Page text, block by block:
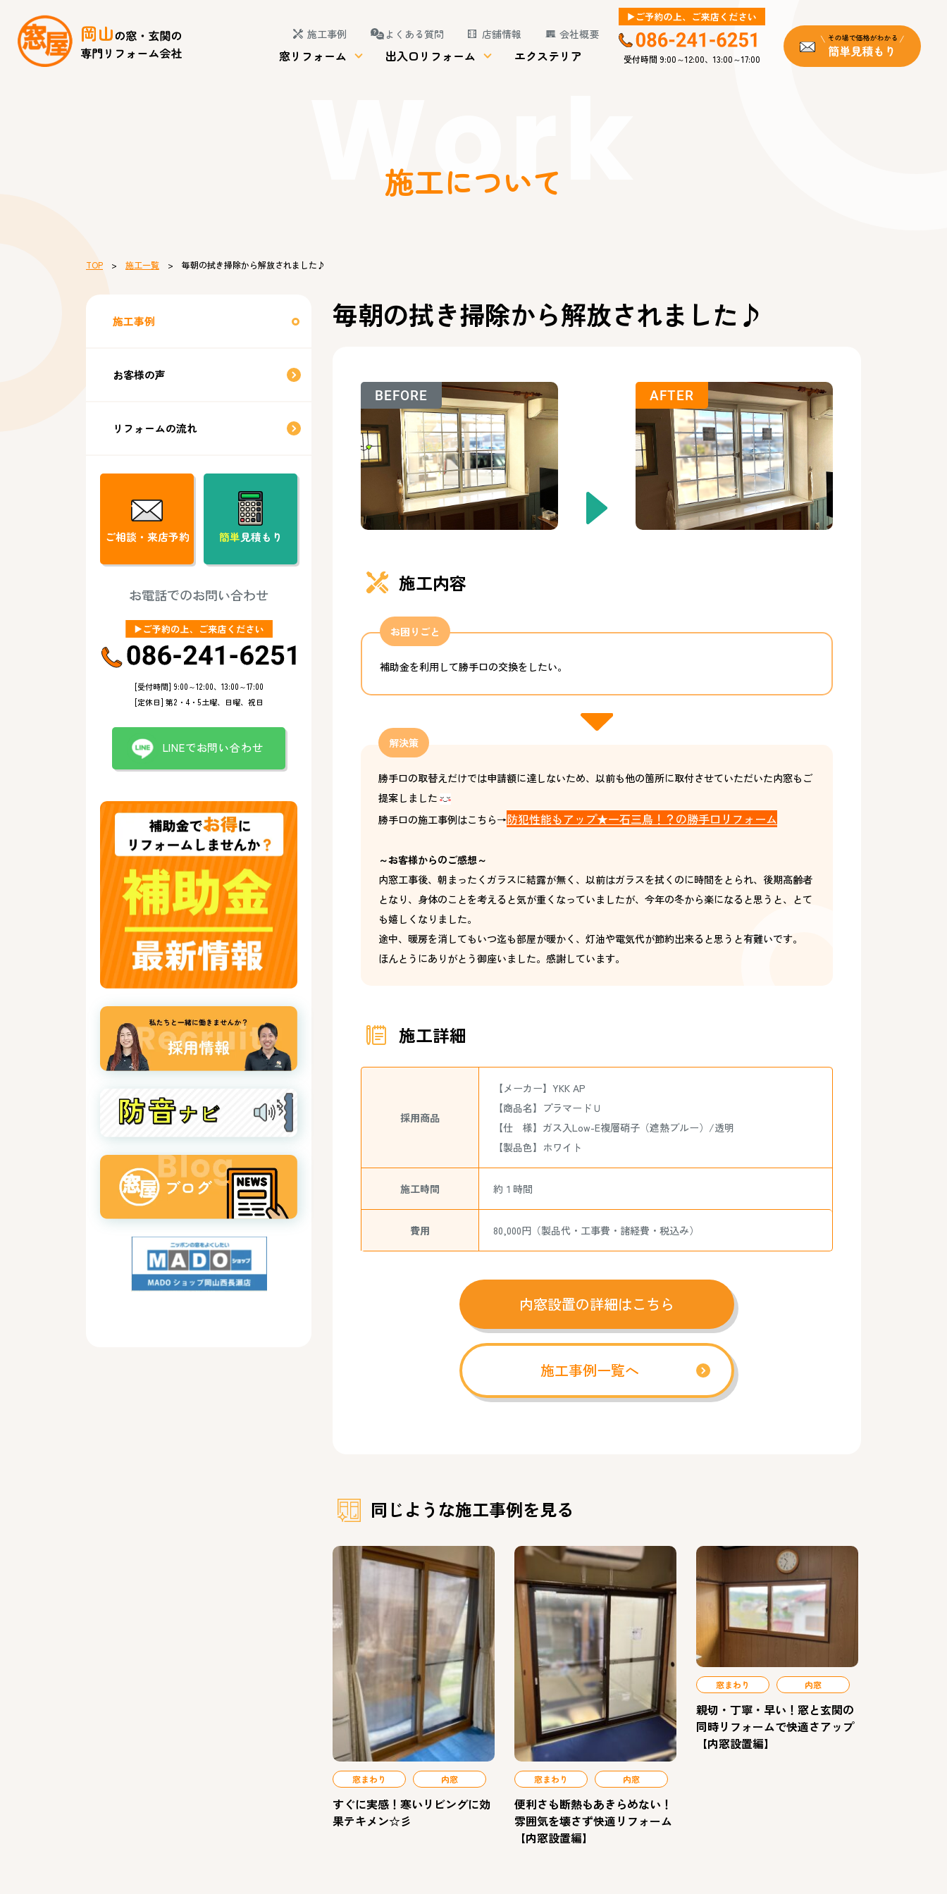
施工事例 よくある質問 店舗情報 会社概要
窓リフォーム 出入口リフォーム エクステリア 受付時間 9:00～12:00、13:00～17:00
Work
施工について
TOP > 施工一覧 > 毎朝の拭き掃除から解放されました♪
毎朝の拭き掃除から解放されました♪
BEFORE AFTER
施工内容
お困りごと
補助金を利用して勝手口の交換をしたい。
解決策
勝手口の取替えだけでは申請額に達しないため、以前も他の箇所に取付させていただいた内窓もご
提案しました
勝手口の施工事例はこちら→防犯性能もアップ★一石三鳥！？の勝手口リフォーム
～お客様からのご感想～
内窓工事後、朝まったくガラスに結露が無く、以前はガラスを拭くのに時間をとられ、後期高齢者
となり、身体のことを考えると気が重くなっていましたが、今年の冬から楽になると思うと、とて
も嬉しくなりました。
途中、暖房を消してもいつ迄も部屋が暖かく、灯油や電気代が節約出来ると思うと有難いです。
ほんとうにありがとう御座いました。感謝しています。
施工詳細
採用商品
【メーカー】YKK AP
【商品名】プラマードＵ
【仕 様】ガス入Low-E複層硝子（遮熱ブルー）/透明
【製品色】ホワイト
施工時間 約１時間
費用 80,000円（製品代・工事費・諸経費・税込み）
内窓設置の詳細はこちら
施工事例一覧へ
同じような施工事例を見る
窓まわり 内窓
すぐに実感！寒いリビングに効
果テキメン☆彡
窓まわり 内窓
便利さも断熱もあきらめない！
雰囲気を壊さず快適リフォーム
【内窓設置編】
窓まわり 内窓
親切・丁寧・早い！窓と玄関の
同時リフォームで快適さアップ
【内窓設置編】
施工事例
お客様の声
リフォームの流れ
ご相談・来店予約 簡単見積もり
お電話でのお問い合わせ
[受付時間] 9:00～12:00、13:00～17:00
[定休日] 第2・4・5土曜、日曜、祝日
LINEでお問い合わせ